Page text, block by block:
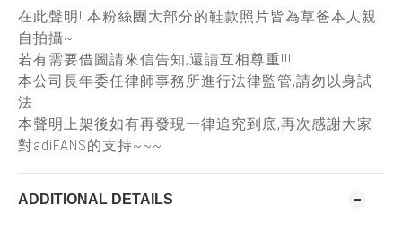
在此聲明! 本粉絲團大部分的鞋款照片皆為草爸本人親
自拍攝~
若有需要借圖請來信告知,還請互相尊重!!!
本公司長年委任律師事務所進行法律監管,請勿以身試
法.
本聲明上架後如有再發現一律追究到底,再次感謝大家
對adiFANS的支持~~~
ADDITIONAL DETAILS